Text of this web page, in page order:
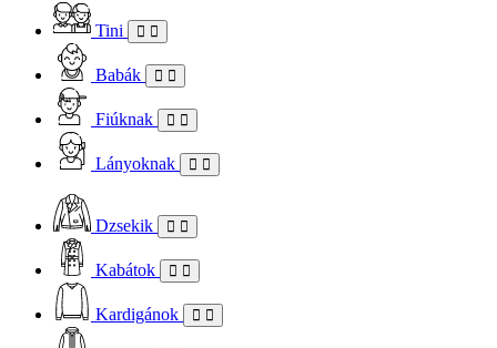
Tini
Babák
Fiúknak
Lányoknak
Dzsekik
Kabátok
Kardigánok